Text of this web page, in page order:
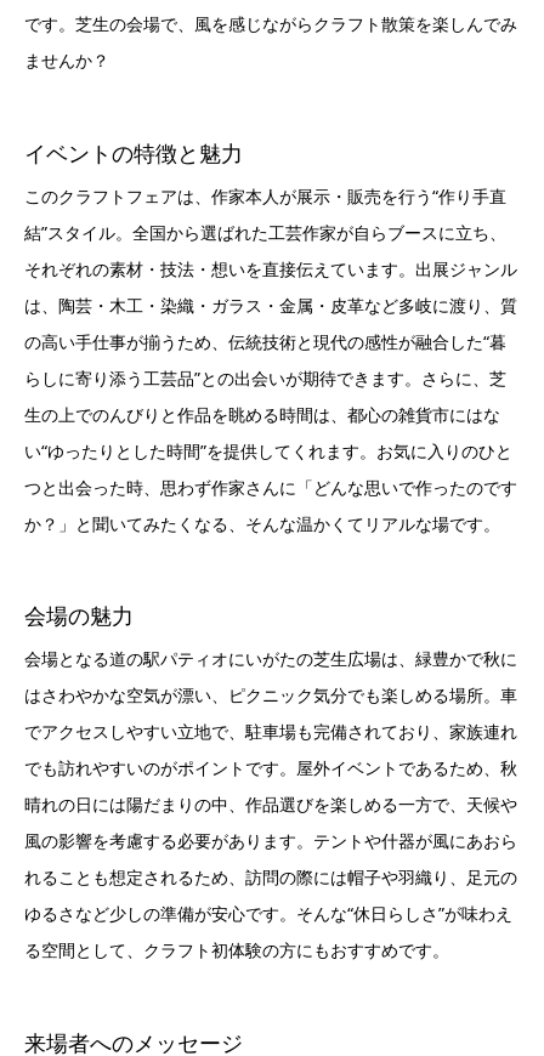
です。芝生の会場で、風を感じながらクラフト散策を楽しんでみ
ませんか？
イベントの特徴と魅力
このクラフトフェアは、作家本人が展示・販売を行う“作り手直
結”スタイル。全国から選ばれた工芸作家が自らブースに立ち、
それぞれの素材・技法・想いを直接伝えています。出展ジャンル
は、陶芸・木工・染織・ガラス・金属・皮革など多岐に渡り、質
の高い手仕事が揃うため、伝統技術と現代の感性が融合した“暮
らしに寄り添う工芸品”との出会いが期待できます。さらに、芝
生の上でのんびりと作品を眺める時間は、都心の雑貨市にはな
い“ゆったりとした時間”を提供してくれます。お気に入りのひと
つと出会った時、思わず作家さんに「どんな思いで作ったのです
か？」と聞いてみたくなる、そんな温かくてリアルな場です。
会場の魅力
会場となる道の駅パティオにいがたの芝生広場は、緑豊かで秋に
はさわやかな空気が漂い、ピクニック気分でも楽しめる場所。車
でアクセスしやすい立地で、駐車場も完備されており、家族連れ
でも訪れやすいのがポイントです。屋外イベントであるため、秋
晴れの日には陽だまりの中、作品選びを楽しめる一方で、天候や
風の影響を考慮する必要があります。テントや什器が風にあおら
れることも想定されるため、訪問の際には帽子や羽織り、足元の
ゆるさなど少しの準備が安心です。そんな“休日らしさ”が味わえ
る空間として、クラフト初体験の方にもおすすめです。
来場者へのメッセージ